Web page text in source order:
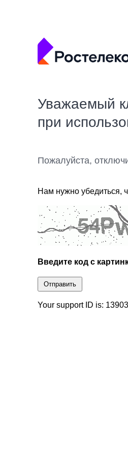
Уважаемый
при
Пожалуйста,
Нам нужно убедиться,
Введите код с
Отправить
Your support ID is: